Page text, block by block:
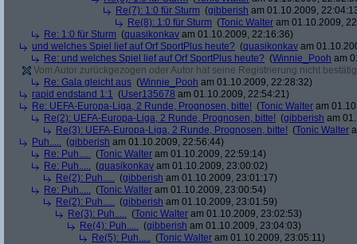
Re(7): 1:0 für Sturm (gibberish am 01.10.2009,
Re(8): 1:0 für Sturm (Tonic Walter am 01.10.2009,
Re: 1:0 für Sturm (quasikonkav am 01.10.2009, 22:16:36)
und welches Spiel lief auf Orf SportPlus heute? (quasikonkav am
Re: und welches Spiel lief auf Orf SportPlus heute? (Winnie_Pooh am
Vom Autor zurückgezogen oder Autor hat seine Registrierung nicht
Re: Gala gleicht aus (Winnie_Pooh am 01.10.2009, 22:28:32)
rapid endstand 1:1 (User135678 am 01.10.2009, 22:54:21)
Re: UEFA-Europa-Liga, 2 Runde, Prognosen, bitte! (Tonic Walter am
Re(2): UEFA-Europa-Liga, 2 Runde, Prognosen, bitte! (gibberish am
Re(3): UEFA-Europa-Liga, 2 Runde, Prognosen, bitte! (Tonic Walter
Puh..... (gibberish am 01.10.2009, 22:56:44)
Re: Puh..... (Tonic Walter am 01.10.2009, 22:59:14)
Re: Puh..... (quasikonkav am 01.10.2009, 23:00:02)
Re(2): Puh..... (gibberish am 01.10.2009, 23:01:17)
Re: Puh..... (Tonic Walter am 01.10.2009, 23:00:54)
Re(2): Puh..... (gibberish am 01.10.2009, 23:01:59)
Re(3): Puh..... (Tonic Walter am 01.10.2009, 23:02:53)
Re(4): Puh..... (gibberish am 01.10.2009, 23:04:03)
Re(5): Puh..... (Tonic Walter am 01.10.2009, 23:05:11)